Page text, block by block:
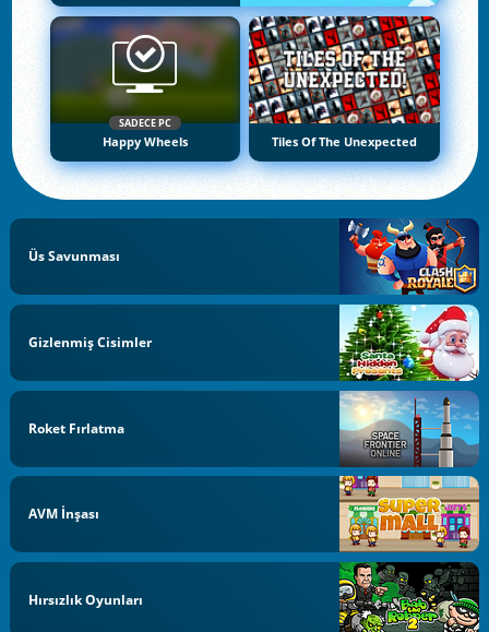
SADECE PC
Happy Wheels Tiles Of The Unexpected
Üs Savunması
Gizlenmiş Cisimler
Roket Fırlatma
AVM İnşası
Hırsızlık Oyunları